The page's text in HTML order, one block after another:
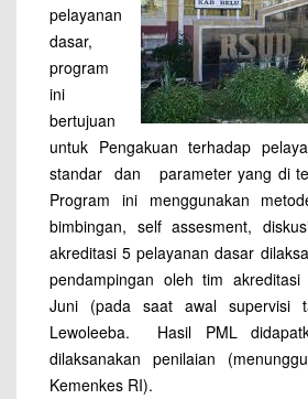
pelayanan
dasar,
program
ini
bertujuan
untuk Pengakuan terhadap
standar dan parameter yang di
Program ini menggunakan
bimbingan, self assesment,
akreditasi 5 pelayanan dasar
pendampingan oleh tim
Juni (pada saat awal supervisi
Lewoleeba. Hasil PML
dilaksanakan penilaian
Kemenkes RI).